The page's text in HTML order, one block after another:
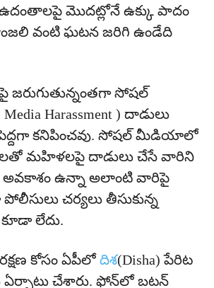
మొదట్లోనే ఉక్కు పాదం
వంటి ఘటన జరిగి ఉండేది
సోషల్
Harassment ) దాడులు
పెద్దగా కనిపించవు. సోషల్‌ మీడియాలో
మహిళలపై దాడులు చేసే వారిని
అవకాశం ఉన్నా అలాంటి వారిపై
చర్యలు తీసుకున్న
కూడా లేదు.
కోసం ఏపీలోదిశ(Disha) పేరిట
ఏర్పాటు చేశారు. ఫోన్‌లో బటన్‌